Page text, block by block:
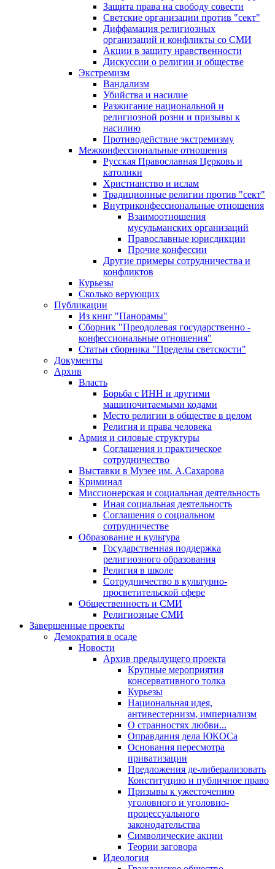
Защита права на свободу совести
Светские организации против "сект"
Диффамация религиозных
организаций и конфликты со СМИ
Акции в защиту нравственности
Дискуссии о религии и обществе
Экстремизм
Вандализм
Убийства и насилие
Разжигание национальной и
религиозной розни и призывы к
насилию
Противодействие экстремизму
Межконфессиональные отношения
Русская Православная Церковь и
католики
Христианство и ислам
Традиционные религии против "сект"
Внутриконфессиональные отношения
Взаимоотношения
мусульманских организаций
Православные юрисдикции
Прочие конфессии
Другие примеры сотрудничества и
конфликтов
Курьезы
Сколько верующих
Публикации
Из книг "Панорамы"
Сборник "Преодолевая государственно -
конфессиональные отношения"
Статьи сборника "Пределы светскости"
Документы
Архив
Власть
Борьба с ИНН и другими
машиночитаемыми кодами
Место религии в обществе в целом
Религия и права человека
Армия и силовые структуры
Соглашения и практическое
сотрудничество
Выставки в Музее им. А.Сахарова
Криминал
Миссионерская и социальная деятельность
Иная социальная деятельность
Соглашения о социальном
сотрудничестве
Образование и культура
Государственная поддержка
религиозного образования
Религия в школе
Сотрудничество в культурно-
просветительской сфере
Общественность и СМИ
Религиозные СМИ
Завершенные проекты
Демократия в осаде
Новости
Архив предыдущего проекта
Крупные мероприятия
консервативного толка
Курьезы
Национальная идея,
антивестернизм, империализм
О странностях любви...
Оправдания дела ЮКОСа
Основания пересмотра
приватизации
Предложения де-либерализовать
Конституцию и публичное право
Призывы к ужесточению
уголовного и уголовно-
процессуального
законодательства
Символические акции
Теории заговора
Идеология